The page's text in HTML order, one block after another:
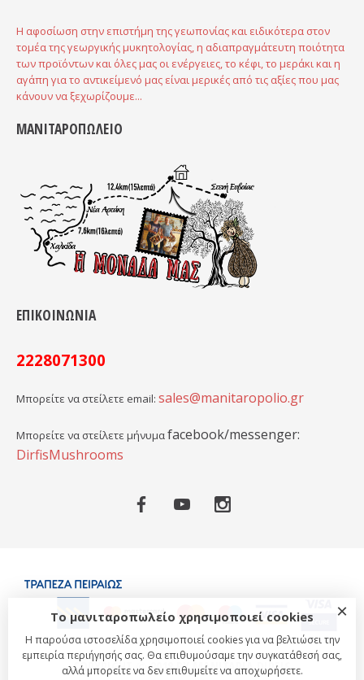
Το μανιταροπωλείο χρησιμοποιεί cookies
Η παρούσα ιστοσελίδα χρησιμοποιεί cookies για να βελτιώσει την
εμπειρία περιήγησής σας. Θα επιθυμούσαμε την συγκατάθεσή σας,
αλλά μπορείτε να δεν επιθυμείτε να αποχωρήσετε.
×
Η αφοσίωση στην επιστήμη της γεωπονίας και ειδικότερα στον
τομέα της γεωργικής μυκητολογίας, η αδιαπραγμάτευτη ποιότητα
των προϊόντων και όλες μας οι ενέργειες, το κέφι, το μεράκι και η
αγάπη για το αντικείμενό μας είναι μερικές από τις αξίες που μας
κάνουν να ξεχωρίζουμε...
ΜΑΝΙΤΑΡΟΠΩΛΕΙΟ
ΕΠΙΚΟΙΝΩΝΙΑ
2228071300
Μπορείτε να στείλετε email: sales@manitaropolio.gr
Μπορείτε να στείλετε μήνυμαfacebook/messenger:
DirfisMushrooms
COPYRIGHT © 2018 BY MANITARIA DIRFIS